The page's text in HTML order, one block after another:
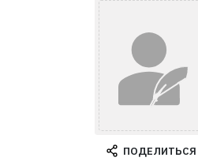
ПОДЕЛИТЬСЯ